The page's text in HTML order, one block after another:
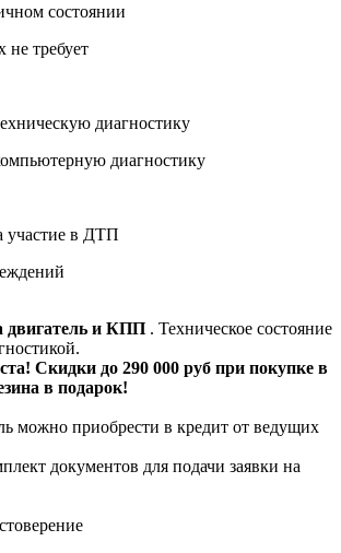
состоянии
требует
диагностику
диагностику
участие в ДТП
двигатель и КПП . Техническое состояние
Скидки до 290 000 руб при покупке в
в подарок!
можно приобрести в кредит от ведущих
документов для подачи заявки на